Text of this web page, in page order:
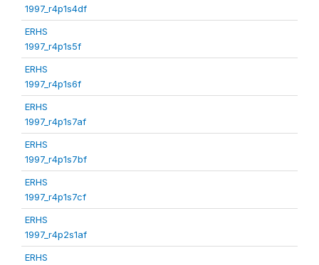
1997_r4p1s4df
ERHS
1997_r4p1s5f
ERHS
1997_r4p1s6f
ERHS
1997_r4p1s7af
ERHS
1997_r4p1s7bf
ERHS
1997_r4p1s7cf
ERHS
1997_r4p2s1af
ERHS